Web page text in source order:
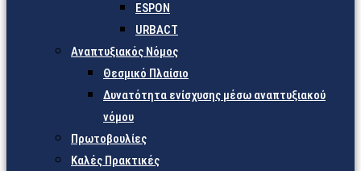
ESPON
URBACT
Αναπτυξιακός Νόμος
Θεσμικό Πλαίσιο
Δυνατότητα ενίσχυσης μέσω αναπτυξιακού
νόμου
Πρωτοβουλίες
Καλές Πρακτικές